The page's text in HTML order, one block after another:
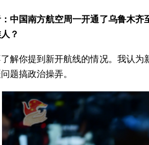
中国南方航空周一开通了乌鲁木
？
解你提到新开航线的情况。我认
题搞政治操弄。